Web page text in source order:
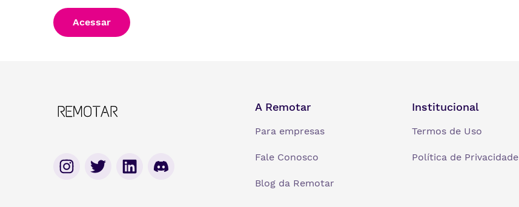
Acessar
A Remotar
Para empresas
Fale Conosco
Blog da Remotar
Institucional
Termos de Uso
Política de Privacidade